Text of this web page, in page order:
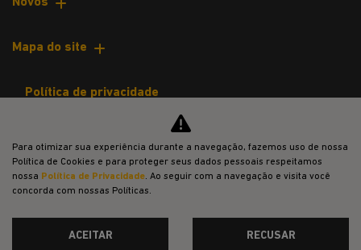
Mapa do site
Política de privacidade
jeep
CNPJ: 39.869.999/0001-45
Desacelere. Seu bem maior é a vida.
Para otimizar sua experiência durante a navegação, fazemos uso de nossa
Política de Cookies e para proteger seus dados pessoais respeitamos
nossa Política de Privacidade. Ao seguir com a navegação e visita você
concorda com nossas Políticas.
ACEITAR RECUSAR